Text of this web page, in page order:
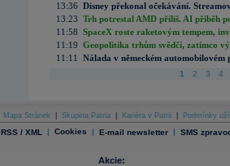
13:36 Disney překonal očekávání.
13:23 Trh potrestal AMD příliš. AI příběh
11:58 SpaceX roste raketovým tempem,
11:19 Geopolitika trhům svědčí, zatímco
11:11
Nálada v německém automobilovém
1 2 3 4
Mapa Stránek Skupina Patria Kariéra v Patrii Podmínky
RSS / XML | Cookies | E-mail newsletter | SMS
Akcie: